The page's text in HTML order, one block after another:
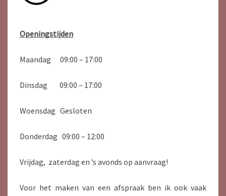
Openingstijden
Maandag 09:00 – 17:00
Dinsdag 09:00 – 17:00
Woensdag Gesloten
Donderdag 09:00 – 12:00
Vrijdag, zaterdag en ’s avonds op aanvraag!
Voor het maken van een afspraak ben ik ook vaak